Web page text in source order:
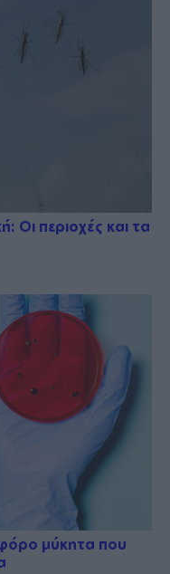
Οι περιοχές και τα
μύκητα που